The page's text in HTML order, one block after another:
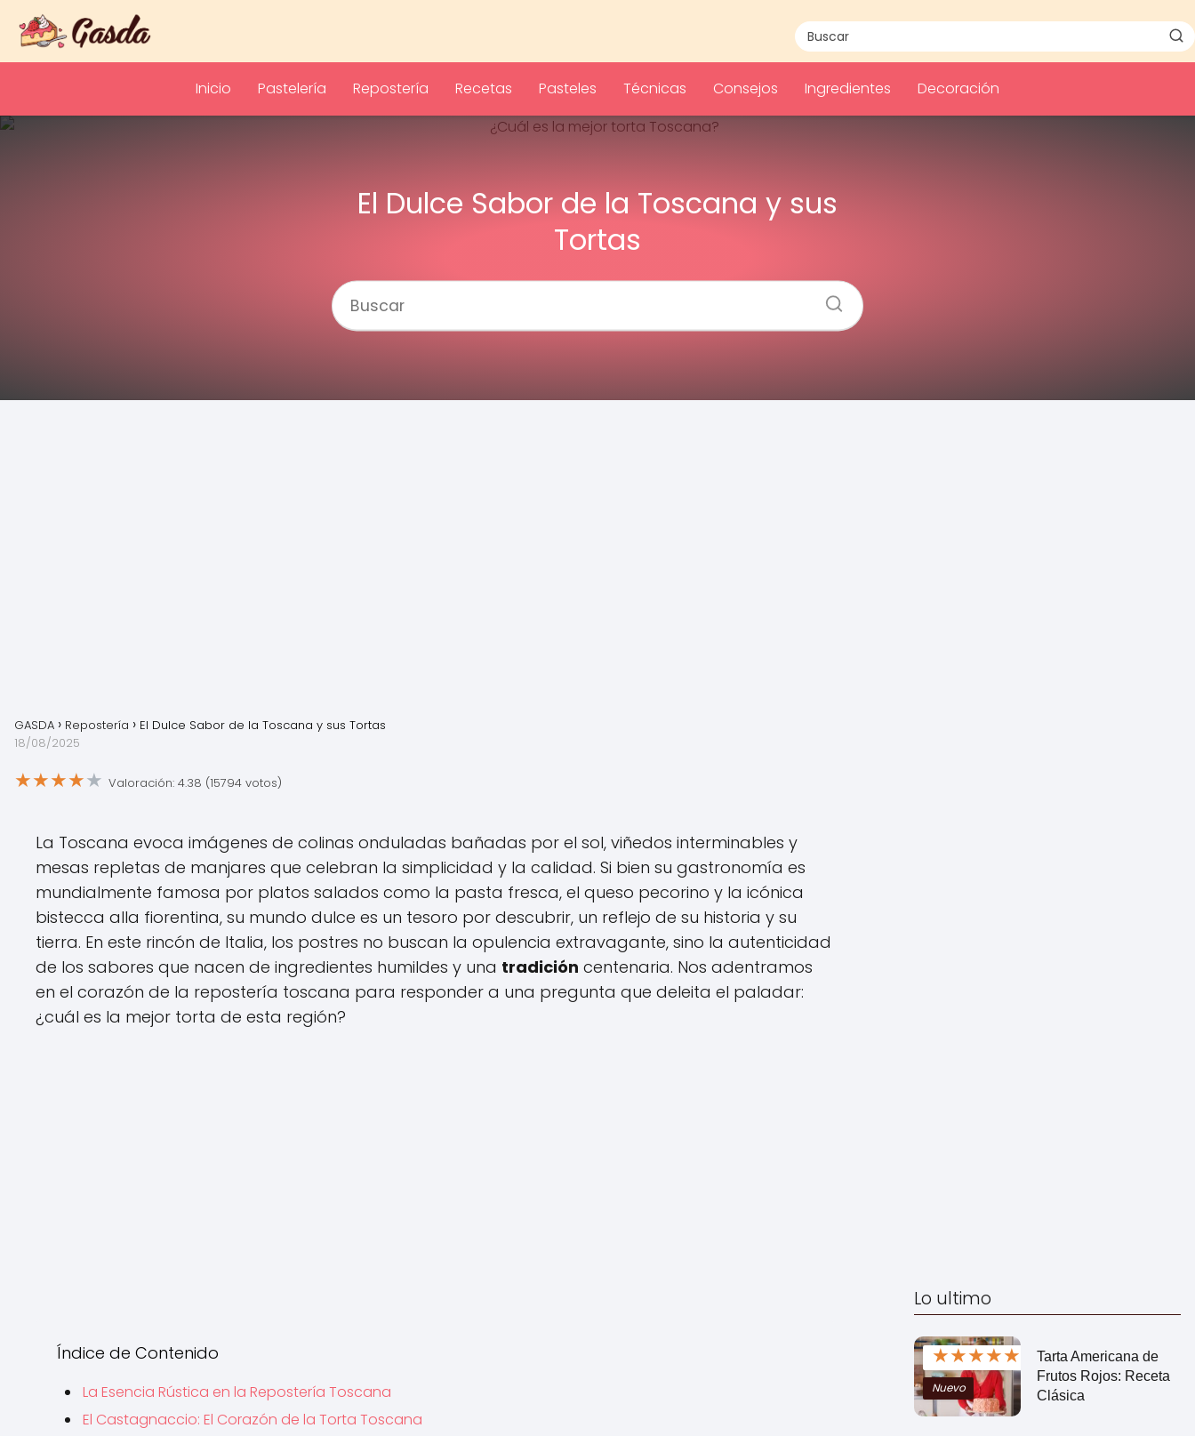
Inicio Pastelería Repostería Recetas Pasteles Técnicas Consejos Ingredientes Decoración
El Dulce Sabor de la Toscana y sus
Tortas
GASDA Repostería
El Dulce Sabor de la Toscana y sus Tortas
18/08/2025
★★★★★ Valoración: 4.38 (15794 votos)
La Toscana evoca imágenes de colinas onduladas bañadas por el sol, viñedos interminables y
mesas repletas de manjares que celebran la simplicidad y la calidad. Si bien su gastronomía es
mundialmente famosa por platos salados como la pasta fresca, el queso pecorino y la icónica
bistecca alla fiorentina, su mundo dulce es un tesoro por descubrir, un reflejo de su historia y su
tierra. En este rincón de Italia, los postres no buscan la opulencia extravagante, sino la autenticidad
de los sabores que nacen de ingredientes humildes y una tradición centenaria. Nos adentramos
en el corazón de la repostería toscana para responder a una pregunta que deleita el paladar:
¿cuál es la mejor torta de esta región?
Índice de Contenido
La Esencia Rústica en la Repostería Toscana
El Castagnaccio: El Corazón de la Torta Toscana
Lo ultimo
★★★★★
Nuevo
Tarta Americana de
Frutos Rojos: Receta
Clásica